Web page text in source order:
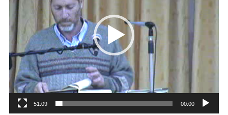
00:00
51:09